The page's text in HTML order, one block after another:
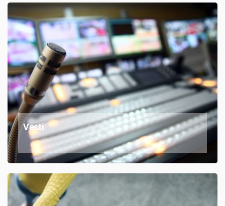
Vesti